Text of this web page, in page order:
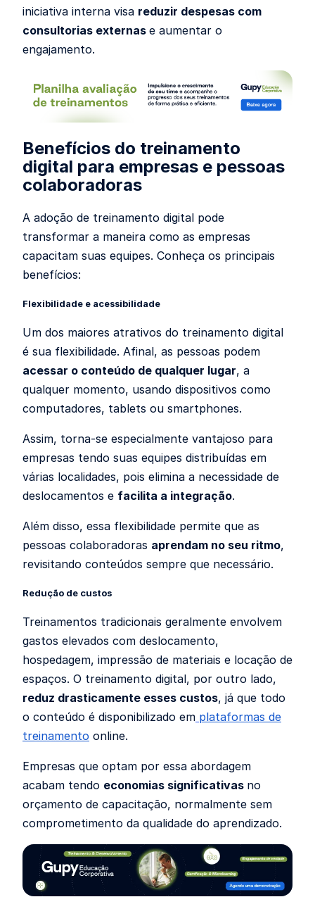
iniciativa interna visa reduzir despesas com
consultorias externas e aumentar o
engajamento.
Benefícios do treinamento
digital para empresas e pessoas
colaboradoras
A adoção de treinamento digital pode
transformar a maneira como as empresas
capacitam suas equipes. Conheça os principais
benefícios:
Flexibilidade e acessibilidade
Um dos maiores atrativos do treinamento digital
é sua flexibilidade. Afinal, as pessoas podem
acessar o conteúdo de qualquer lugar, a
qualquer momento, usando dispositivos como
computadores, tablets ou smartphones.
Assim, torna-se especialmente vantajoso para
empresas tendo suas equipes distribuídas em
várias localidades, pois elimina a necessidade de
deslocamentos e facilita a integração.
Além disso, essa flexibilidade permite que as
pessoas colaboradoras aprendam no seu ritmo,
revisitando conteúdos sempre que necessário.
Redução de custos
Treinamentos tradicionais geralmente envolvem
gastos elevados com deslocamento,
hospedagem, impressão de materiais e locação de
espaços. O treinamento digital, por outro lado,
reduz drasticamente esses custos, já que todo
o conteúdo é disponibilizado em plataformas de
treinamento online.
Empresas que optam por essa abordagem
acabam tendo economias significativas no
orçamento de capacitação, normalmente sem
comprometimento da qualidade do aprendizado.